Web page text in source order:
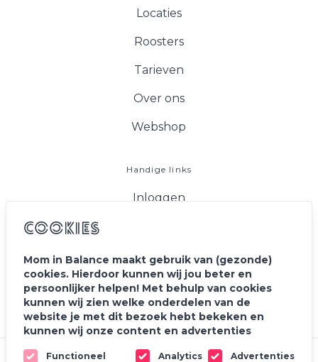
Cookies
Mom in Balance maakt gebruik van (gezonde)
cookies. Hierdoor kunnen wij jou beter en
persoonlijker helpen! Met behulp van cookies
kunnen wij zien welke onderdelen van de
website je met dit bezoek hebt bekeken en
kunnen wij onze content en advertenties
onze partners voor social media, adverteren en
Functioneel Analytics Advertenties
Locaties
Roosters
Tarieven
Over ons
Webshop
Handige links
Inloggen
Vacatures
Blog
Contact